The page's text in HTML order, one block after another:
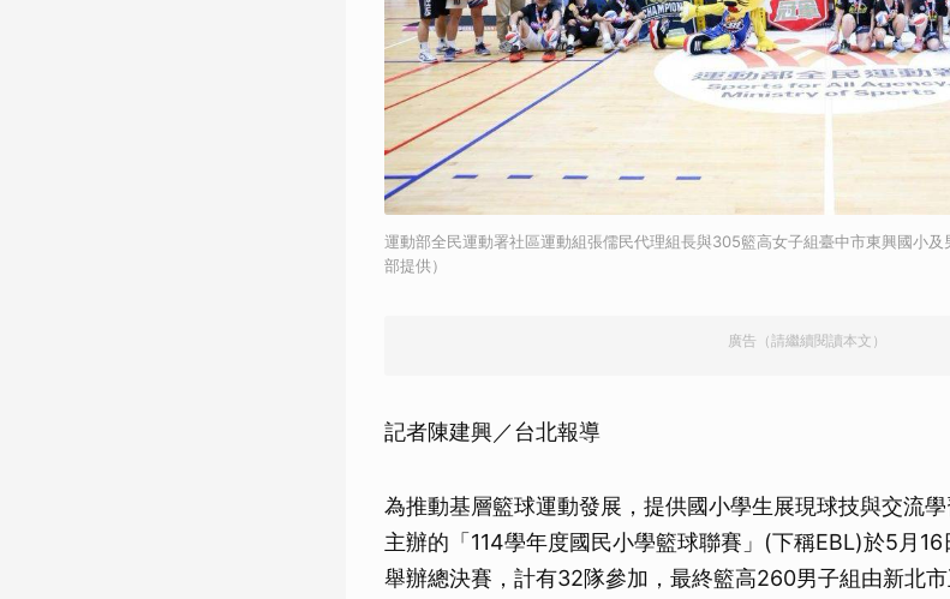
運動部全民運動署社區運動組張儒民代理組長與305籃高女子組臺中市東興國小
部提供）
廣告（請繼續閱讀本文）
記者陳建興／台北報導
為推動基層籃球運動發展，提供國小學生展現球技與交流
主辦的「114學年度國民小學籃球聯賽」(下稱EBL)於5月
舉辦總決賽，計有32隊參加，最終籃高260男子組由新北